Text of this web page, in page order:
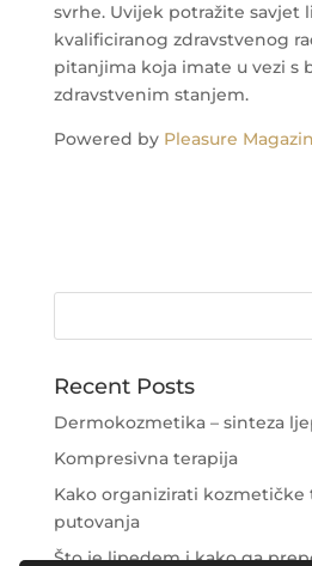
svrhe. Uvijek potražite savjet
kvalificiranog zdravstvenog
pitanjima koja imate u vezi s
zdravstvenim stanjem.
Powered by Pleasure
Recent Posts
Dermokozmetika – sinteza
Kompresivna terapija
Kako organizirati kozmetičke
putovanja
Što je lipedem i kako ga